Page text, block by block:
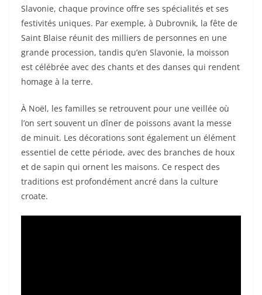
Slavonie, chaque province offre ses spécialités et ses
festivités uniques. Par exemple, à Dubrovnik, la fête de
Saint Blaise réunit des milliers de personnes en une
grande procession, tandis qu’en Slavonie, la moisson
est célébrée avec des chants et des danses qui rendent
homage à la terre.
À Noël, les familles se retrouvent pour une veillée où
l’on sert souvent un dîner de poissons avant la messe
de minuit. Les décorations sont également un élément
essentiel de cette période, avec des branches de houx
et de sapin qui ornent les maisons. Ce respect des
traditions est profondément ancré dans la culture
croate.